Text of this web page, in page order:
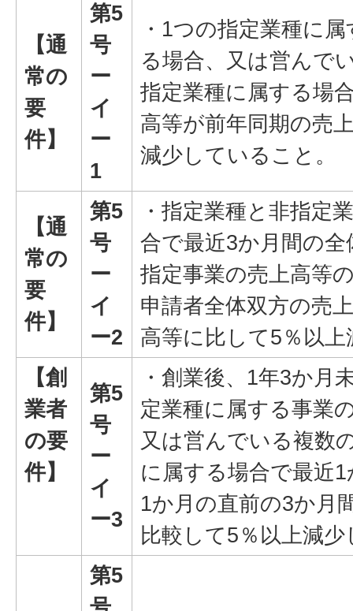
【通
常の
要
件】
第5
号
ー
イ
ー
1
・1つの指定業種に
る場合、又は営んで
指定業種に属する場
高等が前年同期の売
減少していること。
【通
常の
要
件】
第5
号
ー
イ
ー2
・指定業種と非指定
合で最近3か月間の
指定事業の売上高等
申請者全体双方の売
高等に比して5％以
【創
業者
の要
件】
第5
号
ー
イ
ー3
・創業後、1年3か月
定業種に属する事業
又は営んでいる複数
に属する場合で最近
1か月の直前の3か月
比較して5％以上減
第5